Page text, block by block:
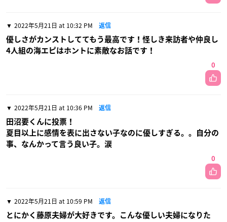
2022年5月21日 at 10:32 PM 返信
優しさがカンストしててもう最高です！怪しき来訪者や仲良し
4人組の海エピはホントに素敵なお話です！
0
2022年5月21日 at 10:36 PM 返信
田沼要くんに投票！
夏目以上に感情を表に出さない子なのに優しすぎる。。自分の
事、なんかって言う良い子。涙
0
2022年5月21日 at 10:59 PM 返信
とにかく藤原夫婦が大好きです。こんな優しい夫婦になりた